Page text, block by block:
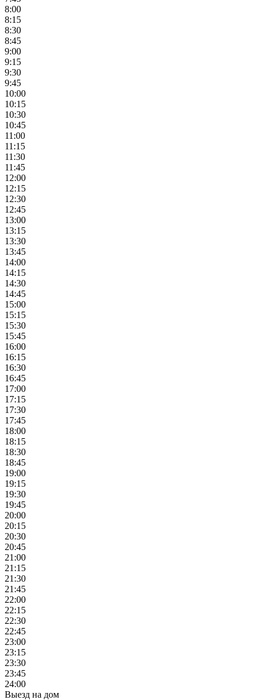
8:00
8:15
8:30
8:45
9:00
9:15
9:30
9:45
10:00
10:15
10:30
10:45
11:00
11:15
11:30
11:45
12:00
12:15
12:30
12:45
13:00
13:15
13:30
13:45
14:00
14:15
14:30
14:45
15:00
15:15
15:30
15:45
16:00
16:15
16:30
16:45
17:00
17:15
17:30
17:45
18:00
18:15
18:30
18:45
19:00
19:15
19:30
19:45
20:00
20:15
20:30
20:45
21:00
21:15
21:30
21:45
22:00
22:15
22:30
22:45
23:00
23:15
23:30
23:45
24:00
Выезд на дом